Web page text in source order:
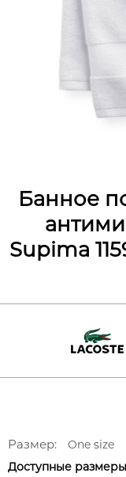
Банное
Supima
Размер:
One size
Доступные